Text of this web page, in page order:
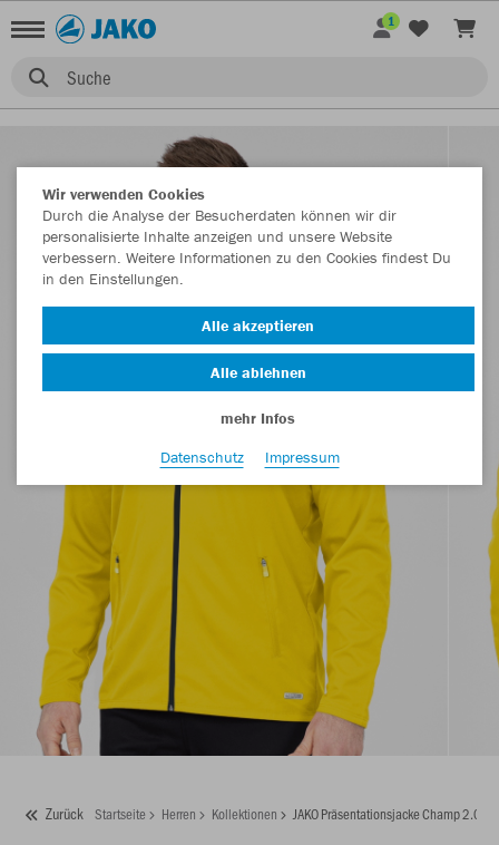
Suche
1
Zurück Startseite Herren Kollektionen JAKO Präsentationsjacke Champ 2.0
Wir verwenden Cookies
Durch die Analyse der Besucherdaten können wir dir
personalisierte Inhalte anzeigen und unsere Website
verbessern. Weitere Informationen zu den Cookies findest Du
in den Einstellungen.
Alle akzeptieren
Alle ablehnen
mehr Infos
Datenschutz
Impressum